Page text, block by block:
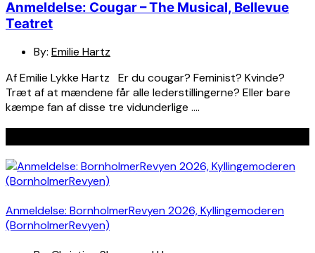
Anmeldelse: Cougar – The Musical, Bellevue
Teatret
By: Emilie Hartz
Af Emilie Lykke Hartz Er du cougar? Feminist? Kvinde?
Træt af at mændene får alle lederstillingerne? Eller bare
kæmpe fan af disse tre vidunderlige ….
Anmeldelse: BornholmerRevyen 2026, Kyllingemoderen
(BornholmerRevyen)